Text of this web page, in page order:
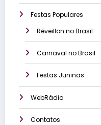
Festas Populares
Réveillon no Brasil
Carnaval no Brasil
Festas Juninas
WebRádio
Contatos